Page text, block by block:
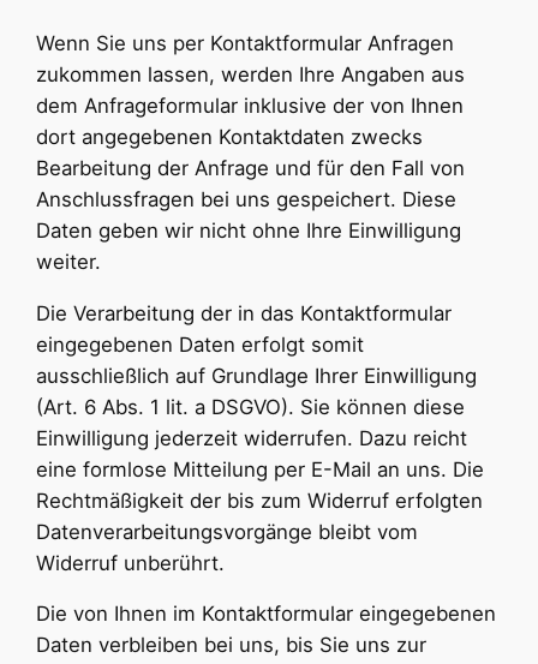
Wenn Sie uns per Kontaktformular Anfragen
zukommen lassen, werden Ihre Angaben aus
dem Anfrageformular inklusive der von Ihnen
dort angegebenen Kontaktdaten zwecks
Bearbeitung der Anfrage und für den Fall von
Anschlussfragen bei uns gespeichert. Diese
Daten geben wir nicht ohne Ihre Einwilligung
weiter.
Die Verarbeitung der in das Kontaktformular
eingegebenen Daten erfolgt somit
ausschließlich auf Grundlage Ihrer Einwilligung
(Art. 6 Abs. 1 lit. a DSGVO). Sie können diese
Einwilligung jederzeit widerrufen. Dazu reicht
eine formlose Mitteilung per E-Mail an uns. Die
Rechtmäßigkeit der bis zum Widerruf erfolgten
Datenverarbeitungsvorgänge bleibt vom
Widerruf unberührt.
Die von Ihnen im Kontaktformular eingegebenen
Daten verbleiben bei uns, bis Sie uns zur